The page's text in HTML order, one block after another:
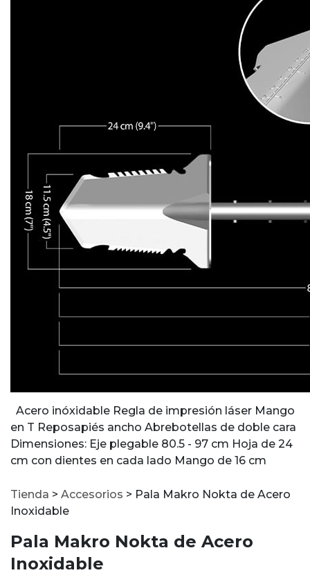
Acero inóxidable Regla de impresión láser Mango
en T Reposapiés ancho Abrebotellas de doble cara
Dimensiones: Eje plegable 80.5 - 97 cm Hoja de 24
cm con dientes en cada lado Mango de 16 cm
Tienda > Accesorios > Pala Makro Nokta de Acero
Inoxidable
Pala Makro Nokta de Acero
Inoxidable